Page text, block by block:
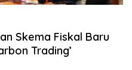
Skema Fiskal Baru
Trading’